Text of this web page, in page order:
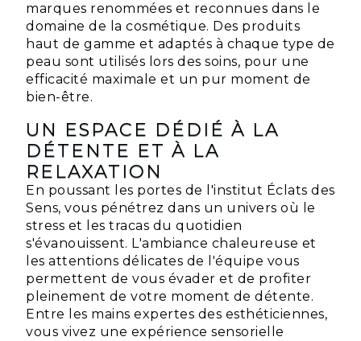
marques renommées et reconnues dans le
domaine de la cosmétique. Des produits
haut de gamme et adaptés à chaque type de
peau sont utilisés lors des soins, pour une
efficacité maximale et un pur moment de
bien-être.
UN ESPACE DÉDIÉ À LA
DÉTENTE ET À LA
RELAXATION
En poussant les portes de l'institut Éclats des
Sens, vous pénétrez dans un univers où le
stress et les tracas du quotidien
s'évanouissent. L'ambiance chaleureuse et
les attentions délicates de l'équipe vous
permettent de vous évader et de profiter
pleinement de votre moment de détente.
Entre les mains expertes des esthéticiennes,
vous vivez une expérience sensorielle